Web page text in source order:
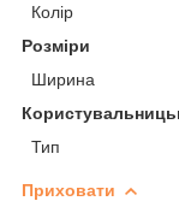
Колір
Розміри
Ширина
Тип
Приховати